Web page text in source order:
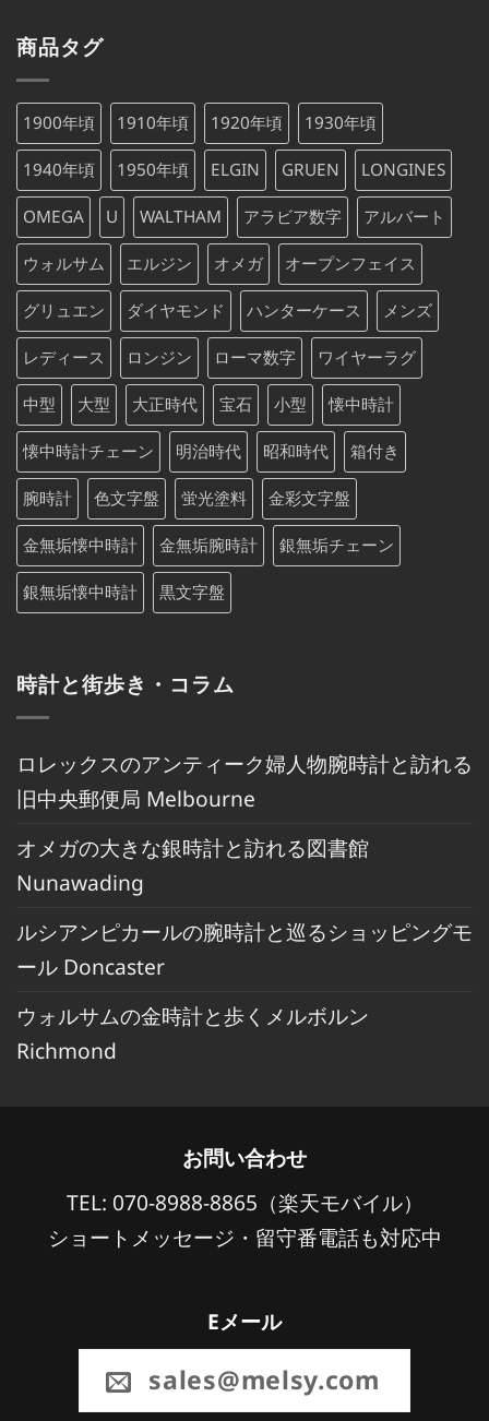
で
価
¥75,000
で
た。
は
¥75,000
で
す。
商品タグ
1900年頃 1910年頃 1920年頃 1930年頃
1940年頃 1950年頃 ELGIN GRUEN LONGINES
OMEGA U WALTHAM アラビア数字 アルバート
ウォルサム エルジン オメガ オープンフェイス
グリュエン ダイヤモンド ハンターケース メンズ
レディース ロンジン ローマ数字 ワイヤーラグ
中型 大型 大正時代 宝石 小型 懐中時計
懐中時計チェーン 明治時代 昭和時代 箱付き
腕時計 色文字盤 蛍光塗料 金彩文字盤
金無垢懐中時計 金無垢腕時計 銀無垢チェーン
銀無垢懐中時計 黒文字盤
時計と街歩き・コラム
ロレックスのアンティーク婦人物腕時計と訪れる
旧中央郵便局 Melbourne
オメガの大きな銀時計と訪れる図書館
Nunawading
ルシアンピカールの腕時計と巡るショッピングモ
ール Doncaster
ウォルサムの金時計と歩くメルボルン
Richmond
お問い合わせ
TEL: 070-8988-8865（楽天モバイル）
ショートメッセージ・留守番電話も対応中
Eメール
sales@melsy.com